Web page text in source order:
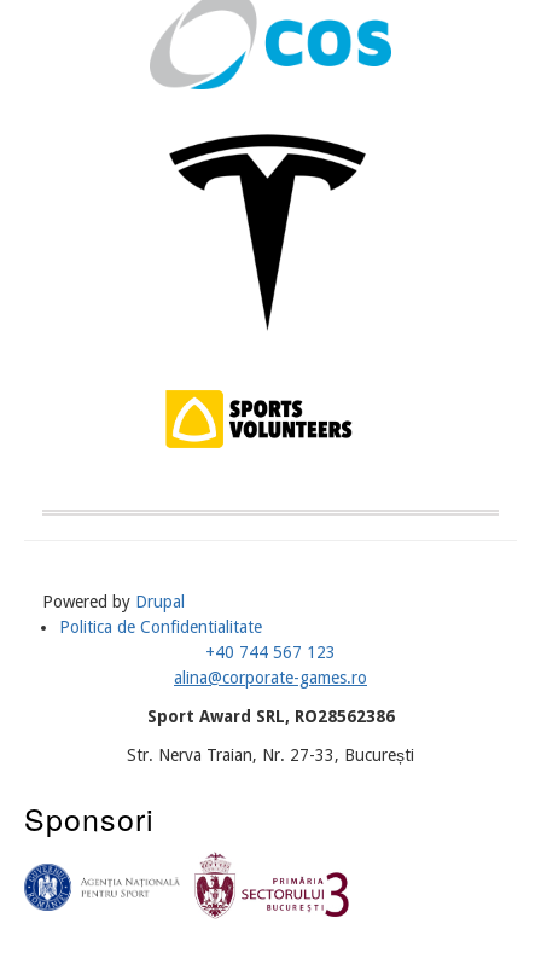
Powered by Drupal
Meniu
Politica de Confidentialitate
+40 744 567 123
alina@corporate-games.ro
Sport Award SRL, RO28562386
Str. Nerva Traian, Nr. 27-33, București
Sponsori